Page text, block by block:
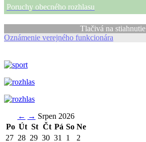
Poruchy obecného rozhlasu
Tlačivá na stiahnutie
Oznámenie verejného funkcionára
← → Srpen 2026
Po Út St Čt Pá So Ne
27 28 29 30 31 1
2